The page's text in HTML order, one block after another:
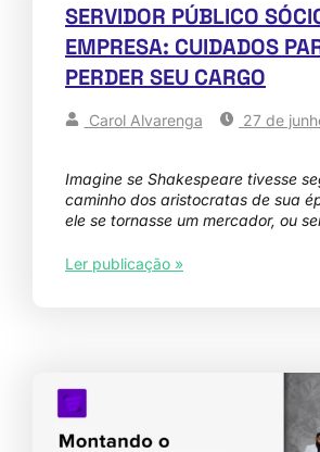
SERVIDOR PÚBLICO
EMPRESA: CUIDADOS
PERDER SEU CARGO
Carol Alvarenga 27 de
Imagine se Shakespeare tivesse
caminho dos aristocratas de sua
ele se tornasse um mercador, ou
Ler publicação »